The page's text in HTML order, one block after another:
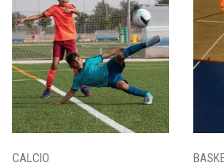
CALCIO